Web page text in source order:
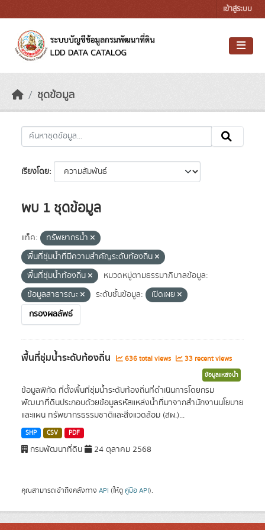
เข้าสู่ระบบ
ชุดข้อมูล
เรียงโดย
พบ 1 ชุดข้อมูล
แท็ค:
ทรัพยากรน้ำ
พื้นที่ชุ่มน้ำที่มีความสําคัญระดับท้องถิ่น
พื้นที่ชุ่มน้ำท้องถิ่น
หมวดหมู่ตามธรรมาภิบาลข้อมูล:
ข้อมูลสาธารณะ
ระดับชั้นข้อมูล:
เปิดเผย
กรองผลลัพธ์
พื้นที่ชุ่มน้ำระดับท้องถิ่น 636 total views 33 recent views
ข้อมูลแหล่งน้ำ
ข้อมูลพิกัด ที่ตั้งพื้นที่ชุ่มน้ำระดับท้องถิ่นที่ดำเนินการโดยกรม
พัฒนาที่ดินประกอบด้วยข้อมูลรหัสแหล่งน้ำที่มาจากสำนักงานนโยบาย
และแผน ทรัพยากรธรรมชาติและสิ่งแวดล้อม (สผ.)...
SHP CSV PDF
กรมพัฒนาที่ดิน 24 ตุลาคม 2568
คุณสามารถเข้าถึงคลังทาง API (ให้ดู คู่มือ API).